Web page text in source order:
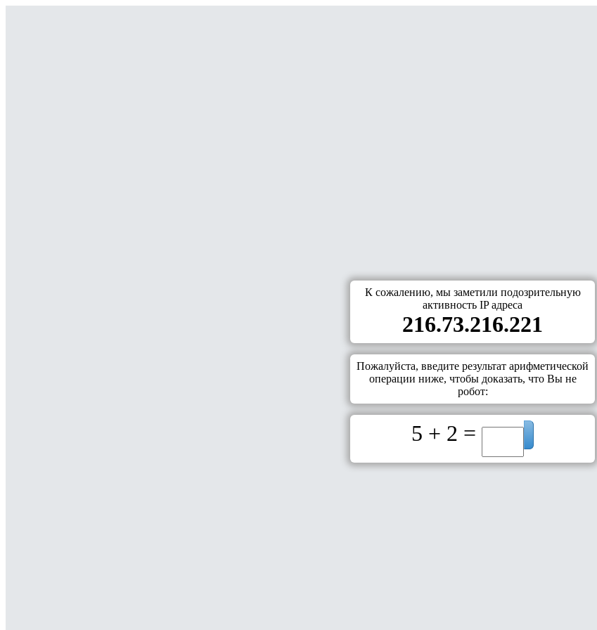
К сожалению, мы заметили подозрительную
активность IP адреса
216.73.216.221
Пожалуйста, введите результат арифметической
операции ниже, чтобы доказать, что Вы не
робот:
5 + 2 =